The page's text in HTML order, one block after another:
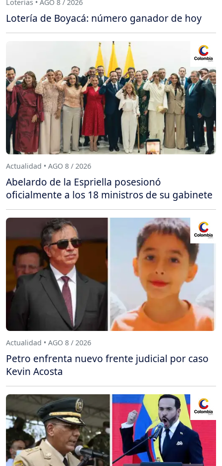
Loterías • AGO 8 / 2026
Lotería de Boyacá: número ganador de hoy
Actualidad • AGO 8 / 2026
Abelardo de la Espriella posesionó
oficialmente a los 18 ministros de su gabinete
Actualidad • AGO 8 / 2026
Petro enfrenta nuevo frente judicial por caso
Kevin Acosta